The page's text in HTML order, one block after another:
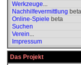
Werkzeuge...
Nachhilfevermittlung beta
Online-Spiele beta
Suchen
Verein...
Impressum
Das Projekt